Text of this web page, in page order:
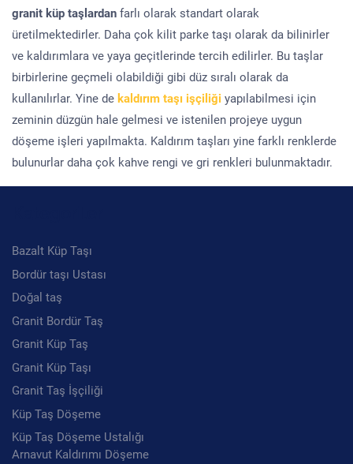
granit küp taşlardan farlı olarak standart olarak
üretilmektedirler. Daha çok kilit parke taşı olarak da bilinirler
ve kaldırımlara ve yaya geçitlerinde tercih edilirler. Bu taşlar
birbirlerine geçmeli olabildiği gibi düz sıralı olarak da
kullanılırlar. Yine de kaldırım taşı işçiliği yapılabilmesi için
zeminin düzgün hale gelmesi ve istenilen projeye uygun
döşeme işleri yapılmakta. Kaldırım taşları yine farklı renklerde
bulunurlar daha çok kahve rengi ve gri renkleri bulunmaktadır.
Bazalt Küp Taşı
Bordür taşı Ustası
Doğal taş
Granit Bordür Taş
Granit Küp Taş
Granit Küp Taşı
Granit Taş İşçiliği
Küp Taş Döşeme
Küp Taş Döşeme Ustalığı
Arnavut Kaldırımı Döşeme